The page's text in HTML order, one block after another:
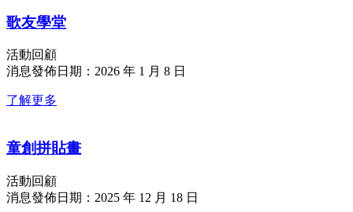
歌友學堂
活動回顧
消息發佈日期：2026 年 1 月 8 日
了解更多
童創拼貼畫
活動回顧
消息發佈日期：2025 年 12 月 18 日